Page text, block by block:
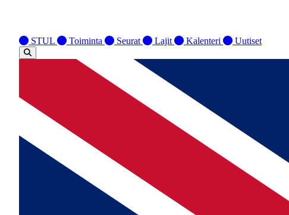
STUL Toiminta Seurat Lajit Kalenteri Uutiset